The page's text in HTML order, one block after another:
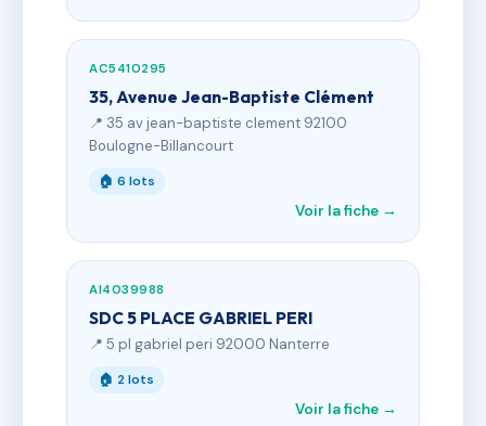
AC5410295
35, Avenue Jean-Baptiste Clément
📍 35 av jean-baptiste clement 92100
Boulogne-Billancourt
🏠 6 lots
Voir la fiche →
AI4039988
SDC 5 PLACE GABRIEL PERI
📍 5 pl gabriel peri 92000 Nanterre
🏠 2 lots
Voir la fiche →